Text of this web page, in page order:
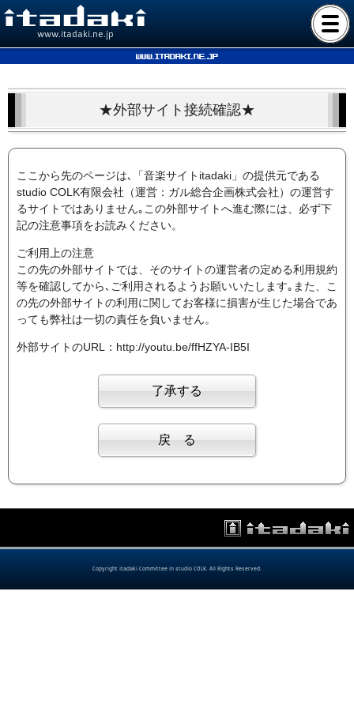
www.itadaki.ne.jp
www.itadaki.ne.jp
★外部サイト接続確認★
ここから先のページは､「音楽サイトitadaki」の提供元である
studio COLK有限会社（運営：ガル総合企画株式会社）の運営す
るサイトではありません｡この外部サイトへ進む際には、必ず下
記の注意事項をお読みください。
ご利用上の注意
この先の外部サイトでは、そのサイトの運営者の定める利用規約
等を確認してから､ご利用されるようお願いいたします｡また、こ
の先の外部サイトの利用に関してお客様に損害が生じた場合であ
っても弊社は一切の責任を負いません。
外部サイトのURL：http://youtu.be/ffHZYA-IB5I
Copyright itadaki Committee in studio COLK. All Rights Reserved.